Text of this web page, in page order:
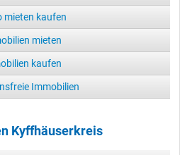
mieten kaufen
mieten
kaufen
Immobilien
Kyffhäuserkreis